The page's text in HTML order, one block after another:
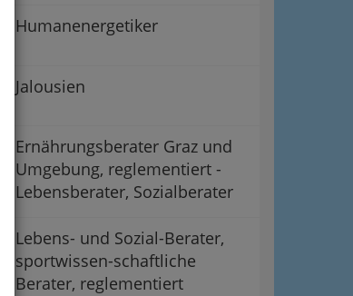
Humanenergetiker
Jalousien
Ernährungsberater Graz und
Umgebung, reglementiert -
Lebensberater, Sozialberater
Lebens- und Sozial-Berater,
sportwissen-schaftliche
Berater, reglementiert